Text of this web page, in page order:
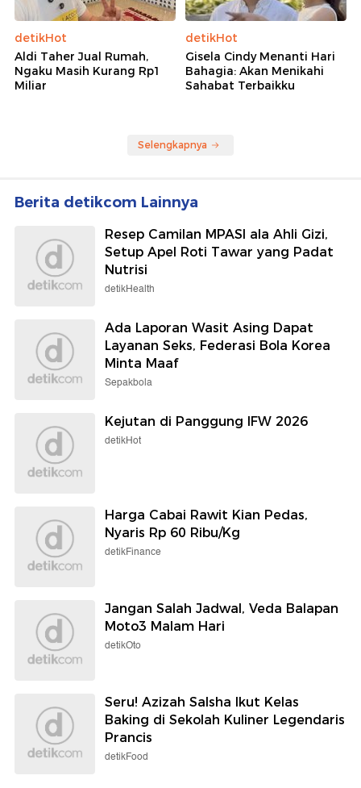
detikHot
Aldi Taher Jual Rumah,
Ngaku Masih Kurang Rp1
Miliar
detikHot
Gisela Cindy Menanti Hari
Bahagia: Akan Menikahi
Sahabat Terbaikku
Selengkapnya
Berita detikcom Lainnya
Resep Camilan MPASI ala Ahli Gizi,
Setup Apel Roti Tawar yang Padat
Nutrisi
detikHealth
Ada Laporan Wasit Asing Dapat
Layanan Seks, Federasi Bola Korea
Minta Maaf
Sepakbola
Kejutan di Panggung IFW 2026
detikHot
Harga Cabai Rawit Kian Pedas,
Nyaris Rp 60 Ribu/Kg
detikFinance
Jangan Salah Jadwal, Veda Balapan
Moto3 Malam Hari
detikOto
Seru! Azizah Salsha Ikut Kelas
Baking di Sekolah Kuliner Legendaris
Prancis
detikFood